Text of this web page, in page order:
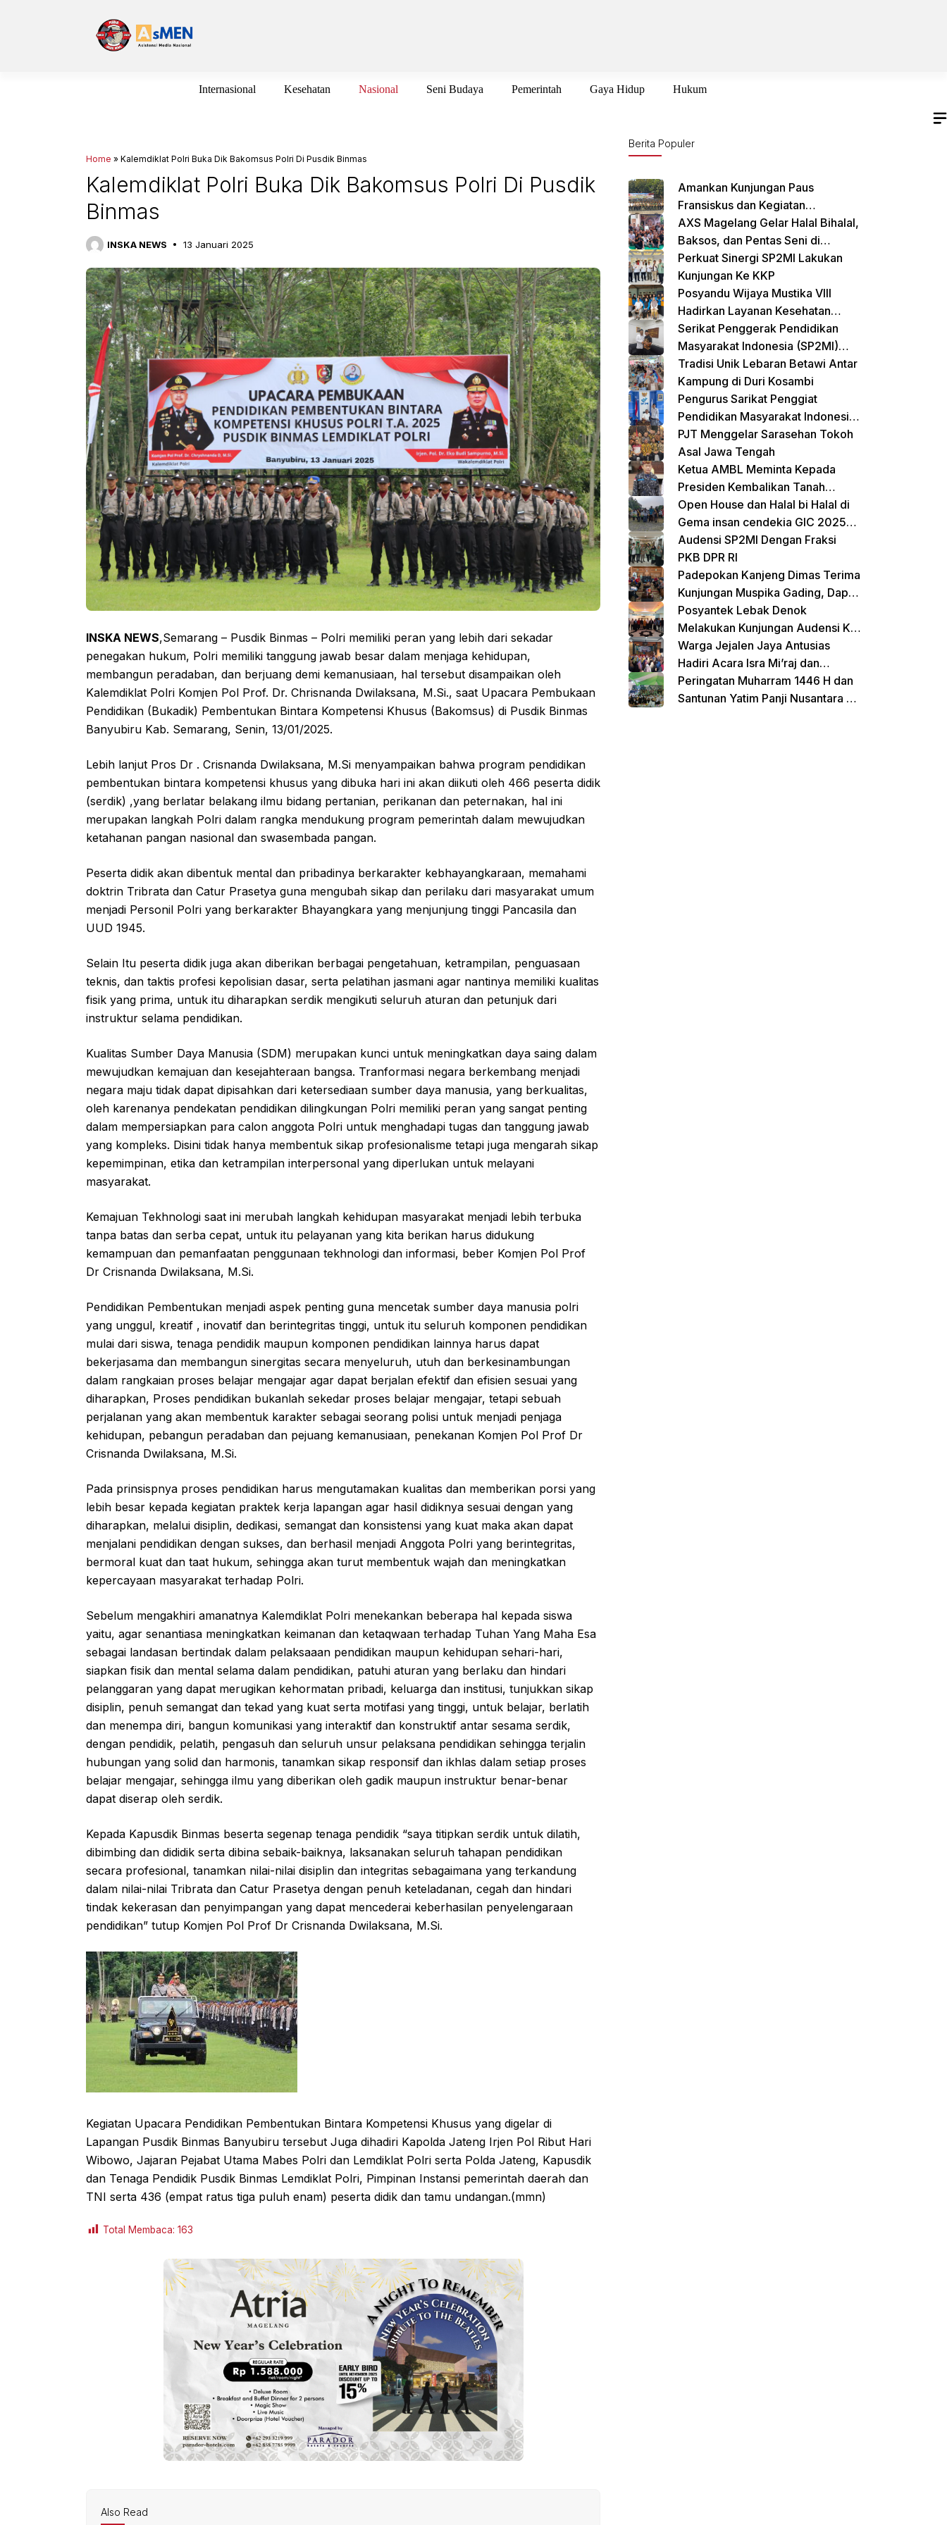
Internasional Kesehatan Nasional Seni Budaya Pemerintah Gaya Hidup Hukum
Home » Kalemdiklat Polri Buka Dik Bakomsus Polri Di Pusdik Binmas
Kalemdiklat Polri Buka Dik Bakomsus Polri Di Pusdik
Binmas
INSKA NEWS 13 Januari 2025
INSKA NEWS,Semarang – Pusdik Binmas – Polri memiliki peran yang lebih dari sekadar
penegakan hukum, Polri memiliki tanggung jawab besar dalam menjaga kehidupan,
membangun peradaban, dan berjuang demi kemanusiaan, hal tersebut disampaikan oleh
Kalemdiklat Polri Komjen Pol Prof. Dr. Chrisnanda Dwilaksana, M.Si., saat Upacara Pembukaan
Pendidikan (Bukadik) Pembentukan Bintara Kompetensi Khusus (Bakomsus) di Pusdik Binmas
Banyubiru Kab. Semarang, Senin, 13/01/2025.
Lebih lanjut Pros Dr . Crisnanda Dwilaksana, M.Si menyampaikan bahwa program pendidikan
pembentukan bintara kompetensi khusus yang dibuka hari ini akan diikuti oleh 466 peserta didik
(serdik) ,yang berlatar belakang ilmu bidang pertanian, perikanan dan peternakan, hal ini
merupakan langkah Polri dalam rangka mendukung program pemerintah dalam mewujudkan
ketahanan pangan nasional dan swasembada pangan.
Peserta didik akan dibentuk mental dan pribadinya berkarakter kebhayangkaraan, memahami
doktrin Tribrata dan Catur Prasetya guna mengubah sikap dan perilaku dari masyarakat umum
menjadi Personil Polri yang berkarakter Bhayangkara yang menjunjung tinggi Pancasila dan
UUD 1945.
Selain Itu peserta didik juga akan diberikan berbagai pengetahuan, ketrampilan, penguasaan
teknis, dan taktis profesi kepolisian dasar, serta pelatihan jasmani agar nantinya memiliki kualitas
fisik yang prima, untuk itu diharapkan serdik mengikuti seluruh aturan dan petunjuk dari
instruktur selama pendidikan.
Kualitas Sumber Daya Manusia (SDM) merupakan kunci untuk meningkatkan daya saing dalam
mewujudkan kemajuan dan kesejahteraan bangsa. Tranformasi negara berkembang menjadi
negara maju tidak dapat dipisahkan dari ketersediaan sumber daya manusia, yang berkualitas,
oleh karenanya pendekatan pendidikan dilingkungan Polri memiliki peran yang sangat penting
dalam mempersiapkan para calon anggota Polri untuk menghadapi tugas dan tanggung jawab
yang kompleks. Disini tidak hanya membentuk sikap profesionalisme tetapi juga mengarah sikap
kepemimpinan, etika dan ketrampilan interpersonal yang diperlukan untuk melayani
masyarakat.
Kemajuan Tekhnologi saat ini merubah langkah kehidupan masyarakat menjadi lebih terbuka
tanpa batas dan serba cepat, untuk itu pelayanan yang kita berikan harus didukung
kemampuan dan pemanfaatan penggunaan tekhnologi dan informasi, beber Komjen Pol Prof
Dr Crisnanda Dwilaksana, M.Si.
Pendidikan Pembentukan menjadi aspek penting guna mencetak sumber daya manusia polri
yang unggul, kreatif , inovatif dan berintegritas tinggi, untuk itu seluruh komponen pendidikan
mulai dari siswa, tenaga pendidik maupun komponen pendidikan lainnya harus dapat
bekerjasama dan membangun sinergitas secara menyeluruh, utuh dan berkesinambungan
dalam rangkaian proses belajar mengajar agar dapat berjalan efektif dan efisien sesuai yang
diharapkan, Proses pendidikan bukanlah sekedar proses belajar mengajar, tetapi sebuah
perjalanan yang akan membentuk karakter sebagai seorang polisi untuk menjadi penjaga
kehidupan, pebangun peradaban dan pejuang kemanusiaan, penekanan Komjen Pol Prof Dr
Crisnanda Dwilaksana, M.Si.
Pada prinsispnya proses pendidikan harus mengutamakan kualitas dan memberikan porsi yang
lebih besar kepada kegiatan praktek kerja lapangan agar hasil didiknya sesuai dengan yang
diharapkan, melalui disiplin, dedikasi, semangat dan konsistensi yang kuat maka akan dapat
menjalani pendidikan dengan sukses, dan berhasil menjadi Anggota Polri yang berintegritas,
bermoral kuat dan taat hukum, sehingga akan turut membentuk wajah dan meningkatkan
kepercayaan masyarakat terhadap Polri.
Sebelum mengakhiri amanatnya Kalemdiklat Polri menekankan beberapa hal kepada siswa
yaitu, agar senantiasa meningkatkan keimanan dan ketaqwaan terhadap Tuhan Yang Maha Esa
sebagai landasan bertindak dalam pelaksaaan pendidikan maupun kehidupan sehari-hari,
siapkan fisik dan mental selama dalam pendidikan, patuhi aturan yang berlaku dan hindari
pelanggaran yang dapat merugikan kehormatan pribadi, keluarga dan institusi, tunjukkan sikap
disiplin, penuh semangat dan tekad yang kuat serta motifasi yang tinggi, untuk belajar, berlatih
dan menempa diri, bangun komunikasi yang interaktif dan konstruktif antar sesama serdik,
dengan pendidik, pelatih, pengasuh dan seluruh unsur pelaksana pendidikan sehingga terjalin
hubungan yang solid dan harmonis, tanamkan sikap responsif dan ikhlas dalam setiap proses
belajar mengajar, sehingga ilmu yang diberikan oleh gadik maupun instruktur benar-benar
dapat diserap oleh serdik.
Kepada Kapusdik Binmas beserta segenap tenaga pendidik “saya titipkan serdik untuk dilatih,
dibimbing dan dididik serta dibina sebaik-baiknya, laksanakan seluruh tahapan pendidikan
secara profesional, tanamkan nilai-nilai disiplin dan integritas sebagaimana yang terkandung
dalam nilai-nilai Tribrata dan Catur Prasetya dengan penuh keteladanan, cegah dan hindari
tindak kekerasan dan penyimpangan yang dapat mencederai keberhasilan penyelengaraan
pendidikan” tutup Komjen Pol Prof Dr Crisnanda Dwilaksana, M.Si.
Kegiatan Upacara Pendidikan Pembentukan Bintara Kompetensi Khusus yang digelar di
Lapangan Pusdik Binmas Banyubiru tersebut Juga dihadiri Kapolda Jateng Irjen Pol Ribut Hari
Wibowo, Jajaran Pejabat Utama Mabes Polri dan Lemdiklat Polri serta Polda Jateng, Kapusdik
dan Tenaga Pendidik Pusdik Binmas Lemdiklat Polri, Pimpinan Instansi pemerintah daerah dan
TNI serta 436 (empat ratus tiga puluh enam) peserta didik dan tamu undangan.(mmn)
Total Membaca: 163
Also Read
Berita Populer
Amankan Kunjungan Paus
Fransiskus dan Kegiatan
International Sustainability Forum
(ISF) 2024 TNI-Polri Gelar Apel
Pasukan Gabungan
AXS Magelang Gelar Halal Bihalal,
Baksos, dan Pentas Seni di
Cikarang Selatan
Perkuat Sinergi SP2MI Lakukan
Kunjungan Ke KKP
Posyandu Wijaya Mustika VIII
Hadirkan Layanan Kesehatan
Terpadu untuk Balita dan Lansia
Serikat Penggerak Pendidikan
Masyarakat Indonesia (SP2MI)
Mendukung Sekolah Rakyat yang
Digagas oleh Kemensos
Tradisi Unik Lebaran Betawi Antar
Kampung di Duri Kosambi
Pengurus Sarikat Penggiat
Pendidikan Masyarakat Indonesia
(SP2MI) Bersama Nusadaya
Akademik Kunjungi Kementerian
BP2MI
PJT Menggelar Sarasehan Tokoh
Asal Jawa Tengah
Ketua AMBL Meminta Kepada
Presiden Kembalikan Tanah
Register Kepada Suku Lampung
Open House dan Halal bi Halal di
Gema insan cendekia GIC 2025
Dimeriahkan Jalan Sehat dan
Bazar Kreatif
Audensi SP2MI Dengan Fraksi
PKB DPR RI
Padepokan Kanjeng Dimas Terima
Kunjungan Muspika Gading, Dapat
Apresiasi atas Kontribusi Sosial
dan Keagamaan
Posyantek Lebak Denok
Melakukan Kunjungan Audensi Ke
Untirta Serang Banten
Warga Jejalen Jaya Antusias
Hadiri Acara Isra Mi’raj dan
Penutupan Pengajian Sebelum
Ramadhan
Peringatan Muharram 1446 H dan
Santunan Yatim Panji Nusantara di